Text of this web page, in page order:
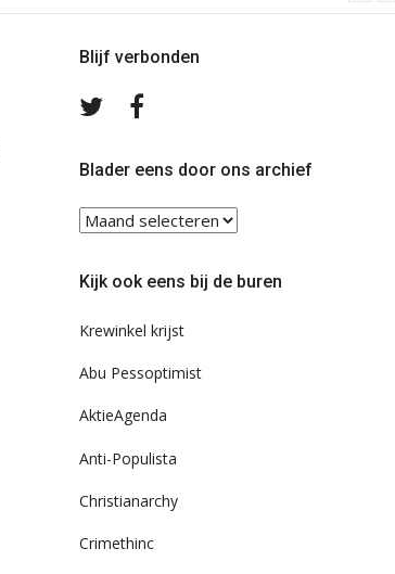
Blijf verbonden
Volg
TwitterFacebook
Blader eens door ons archief
Blader
eens
ons
Kijk ook eens bij de buren
Krewinkel krijst
Abu Pessoptimist
AktieAgenda
Anti-Populista
Christianarchy
Crimethinc